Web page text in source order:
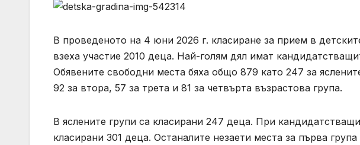
В проведеното на 4 юни 2026 г. класиране за прием в
взеха участие 2010 деца. Най-голям дял имат
Обявените свободни места бяха общо 879 като 247 за
92 за втора, 57 за трета и 81 за четвърта възрастова група.
В яслените групи са класирани 247 деца. При
класирани 301 деца. Останалите незаети места за първа